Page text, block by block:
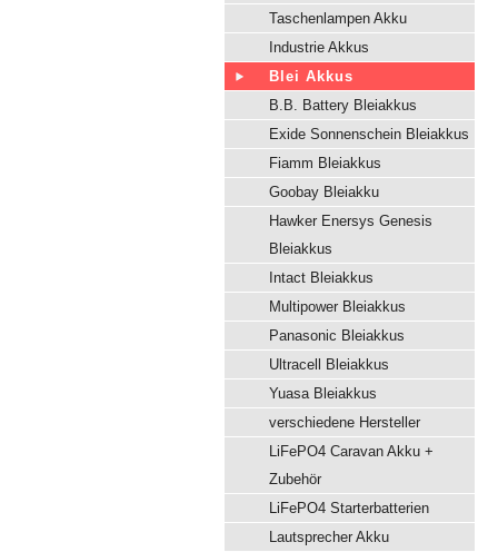
Taschenlampen Akku
Industrie Akkus
Blei Akkus
B.B. Battery Bleiakkus
Exide Sonnenschein Bleiakkus
Fiamm Bleiakkus
Goobay Bleiakku
Hawker Enersys Genesis
Bleiakkus
Intact Bleiakkus
Multipower Bleiakkus
Panasonic Bleiakkus
Ultracell Bleiakkus
Yuasa Bleiakkus
verschiedene Hersteller
LiFePO4 Caravan Akku +
Zubehör
LiFePO4 Starterbatterien
Lautsprecher Akku